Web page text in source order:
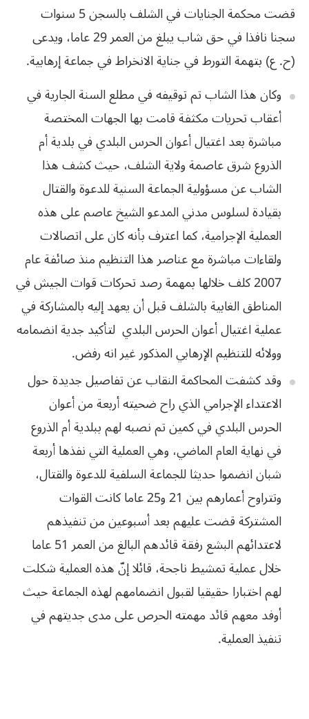
قضت محكمة الجنايات في الشلف بالسجن 5 سنوات
سجنا نافذا في حق شاب يبلغ من العمر 29 عاما، ويدعى
(ح. ع) بتهمة التورط في جناية الانخراط في جماعة إرهابية.
وكان هذا الشابتم توقيفه في مطلع السنة الجارية في
أعقاب تحريات مكثفة قامت بها الجهات المختصة
مباشرة بعد اغتيال أعوان الحرس البلدي في بلدية أم
الذروع شرق عاصمة ولاية الشلف، حيث كشف هذا
الشاب عن مسؤولية الجماعة السنية للدعوة والقتال
بقيادة لسلوس مدنيالمدعو الشيخ عاصم على هذه
العملية الإجرامية، كما اعترف بأنه كان على اتصالات
ولقاءات مباشرة مع عناصر هذا التنظيم منذ صائفة عام
2007 كلف خلالها بمهمة رصد
تحركات قوات الجيش في
المناطق الغابية بالشلف قبل أن يعهد إليه بالمشاركة في
عمليةاغتيال أعوان الحرس البلدي لتأكيدجديةانضمامه
وولائهللتنظيمالإرهابيالمذكورغيرانهرفض.
وقد كشفتالمحاكمة النقاب عن تفاصيل جديدة حول
الاعتداء الإجرامي الذي راح ضحيته أربعة منأعوان
الحرس البلدي في كمين تم نصبه لهم ببلدية أم الذروع
في نهاية العام الماضي، وهي العملية التي نفذها أربعة
شبان انضموا حديثا للجماعة السلفية للدعوة والقتال،
وتتراوح أعمارهم بين 21 و25 عاما كانت القوات
المشتركة قضت عليهم بعد أسبوعين منتنفيذهم
لاعتدائهم البشع رفقة قائدهم البالغ من العمر 51 عاما
خلال عملية تمشيطناجحة، قائلا إنّ هذه العملية شكلت
لهم اختبارا حقيقيا لقبول انضمامهم لهذه الجماعةحيث
أوفد معهم قائد مهمته الحرص علىمدىجديتهمفي
تنفيذالعملية.